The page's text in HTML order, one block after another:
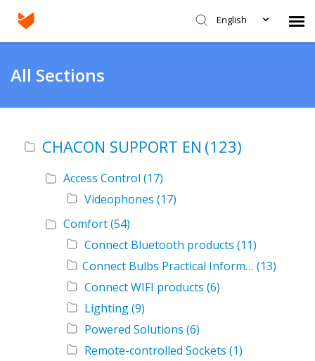
English
Submit Ticket
Knowledge Base
All Sections
CHACON SUPPORT EN (123)
Access Control (17)
Videophones (17)
Comfort(54)
Connect Bluetooth products (11)
Connect Bulbs Practical Informations (13)
Connect WIFI products (6)
Lighting(9)
Powered Solutions (6)
Remote-controlled Sockets (1)